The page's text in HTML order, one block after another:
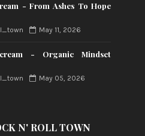
- From Ashes To Hope
May 11, 2026
- Organic Mindset
May 05, 2026
N' ROLL TOWN